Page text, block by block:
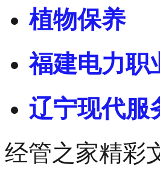
植物保养
福建电力职
辽宁现代服
经管之家精彩